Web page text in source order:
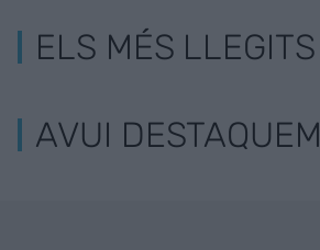
ELS MÉS LLEGITS
AVUI DESTAQUEM